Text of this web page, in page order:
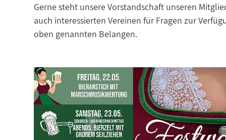
Gerne steht unsere Vorstandschaft unseren
auch interessierten Vereinen für Fragen zur
oben genannten Belangen.